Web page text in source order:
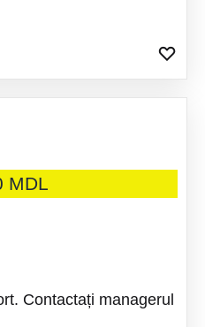
MDL
Contactați managerul